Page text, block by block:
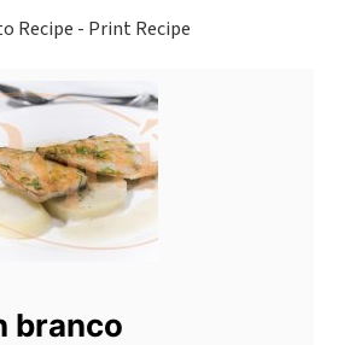
Recipe - Print Recipe
branco